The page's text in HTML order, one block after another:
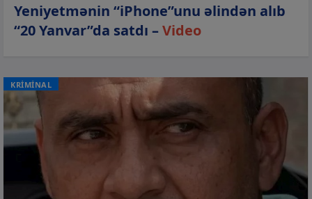
Yeniyetmənin “iPhone”unu əlindən alıb
“20 Yanvar”da satdı –Video
KRİMİNAL